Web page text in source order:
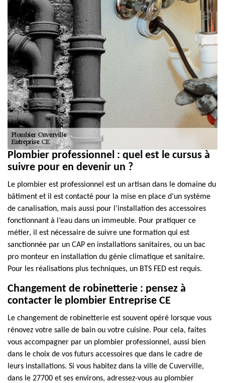
Plombier professionnel : quel est le cursus à
suivre pour en devenir un ?
Le plombier est professionnel est un artisan dans le domaine du
bâtiment et il est contacté pour la mise en place d’un système
de canalisation, mais aussi pour l’installation des accessoires
fonctionnant à l’eau dans un immeuble. Pour pratiquer ce
métier, il est nécessaire de suivre une formation qui est
sanctionnée par un CAP en installations sanitaires, ou un bac
pro monteur en installation du génie climatique et sanitaire.
Pour les réalisations plus techniques, un BTS FED est requis.
Changement de robinetterie : pensez à
contacter le plombier Entreprise CE
Le changement de robinetterie est souvent opéré lorsque vous
rénovez votre salle de bain ou votre cuisine. Pour cela, faites
vous accompagner par un plombier professionnel, aussi bien
dans le choix de vos futurs accessoires que dans le cadre de
leurs installations. Si vous habitez dans la ville de Cuverville,
dans le 27700 et ses environs, adressez-vous au plombier